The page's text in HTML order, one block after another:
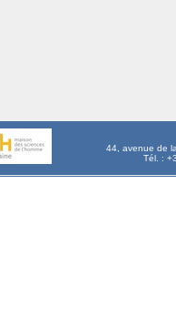
44, avenue de
Tél. :